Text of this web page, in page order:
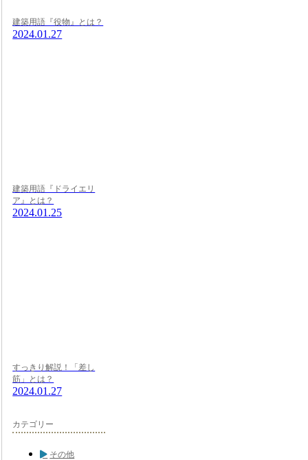
建築用語『役物』とは？
2024.01.27
建築用語『ドライエリ
ア』とは？
2024.01.25
すっきり解説！「差し
筋」とは？
2024.01.27
カテゴリー
その他